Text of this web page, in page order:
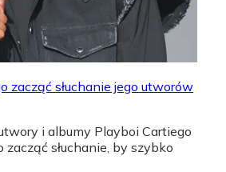
zacząć słuchanie jego utworów
i albumy Playboi Cartiego
zacząć słuchanie, by szybko